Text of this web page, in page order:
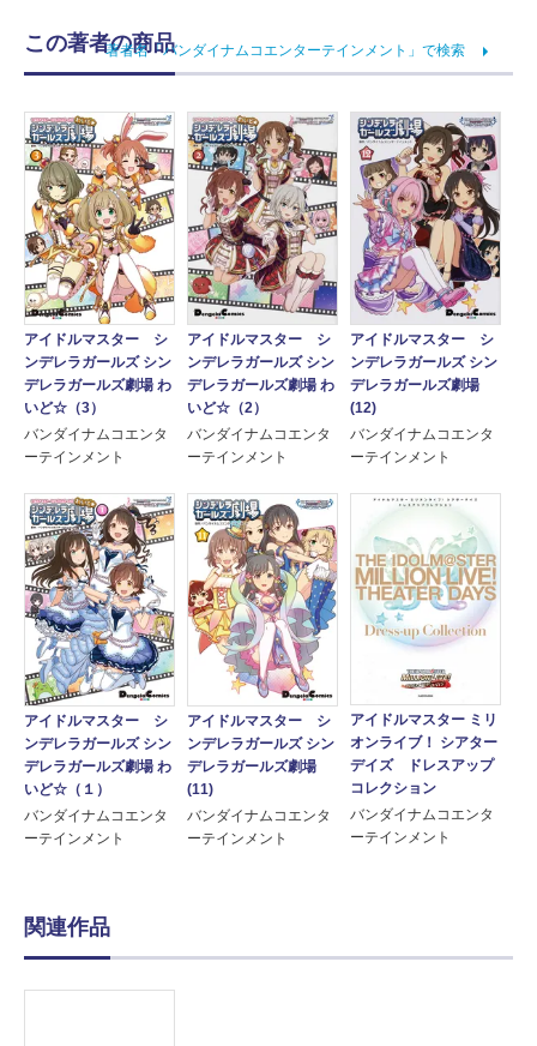
この著者の商品著者名「バンダイナムコエンターテインメント」で検索
アイドルマスター シ
ンデレラガールズ シン
デレラガールズ劇場 わ
いど☆（3）
バンダイナムコエンタ
ーテインメント
アイドルマスター シ
ンデレラガールズ シン
デレラガールズ劇場 わ
いど☆（2）
バンダイナムコエンタ
ーテインメント
アイドルマスター シ
ンデレラガールズ シン
デレラガールズ劇場
(12)
バンダイナムコエンタ
ーテインメント
アイドルマスター シ
ンデレラガールズ シン
デレラガールズ劇場 わ
いど☆（１）
バンダイナムコエンタ
ーテインメント
アイドルマスター シ
ンデレラガールズ シン
デレラガールズ劇場
(11)
バンダイナムコエンタ
ーテインメント
アイドルマスター ミリ
オンライブ！ シアター
デイズ ドレスアップ
コレクション
バンダイナムコエンタ
ーテインメント
関連作品